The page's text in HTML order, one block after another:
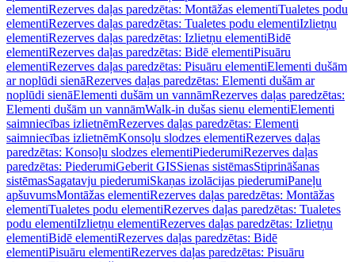
elementiRezerves daļas paredzētas: Montāžas elementiTualetes podu
elementiRezerves daļas paredzētas: Tualetes podu elementiIzlietņu
elementiRezerves daļas paredzētas: Izlietņu elementiBidē
elementiRezerves daļas paredzētas: Bidē elementiPisuāru
elementiRezerves daļas paredzētas: Pisuāru elementiElementi dušām
ar noplūdi sienāRezerves daļas paredzētas: Elementi dušām ar
noplūdi sienāElementi dušām un vannāmRezerves daļas paredzētas:
Elementi dušām un vannāmWalk-in dušas sienu elementiElementi
saimniecības izlietnēmRezerves daļas paredzētas: Elementi
saimniecības izlietnēmKonsoļu slodzes elementiRezerves daļas
paredzētas: Konsoļu slodzes elementiPiederumiRezerves daļas
paredzētas: PiederumiGeberit GISSienas sistēmasStiprināšanas
sistēmasSagatavju piederumiSkaņas izolācijas piederumiPaneļu
apšuvumsMontāžas elementiRezerves daļas paredzētas: Montāžas
elementiTualetes podu elementiRezerves daļas paredzētas: Tualetes
podu elementiIzlietņu elementiRezerves daļas paredzētas: Izlietņu
elementiBidē elementiRezerves daļas paredzētas: Bidē
elementiPisuāru elementiRezerves daļas paredzētas: Pisuāru